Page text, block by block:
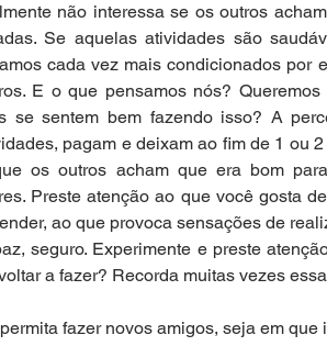
não interessa se os outros
Se aquelas atividades são
cada vez mais condicionados por
E o que pensamos nós?
se sentem bem fazendo isso? A
pagam e deixam ao fim de 1 ou
os outros acham que era bom
Preste atenção ao que você gosta
ao que provoca sensações de
seguro. Experimente e preste
a fazer? Recorda muitas vezes
fazer novos amigos, seja em que